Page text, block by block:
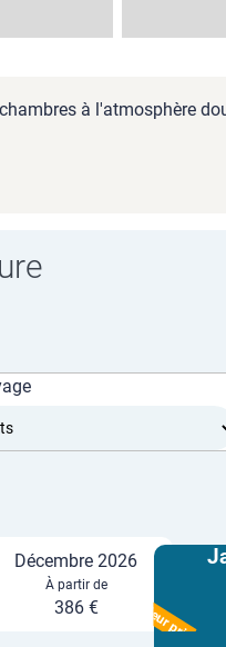
à l'atmosphère
Décembre 2026
À partir de
386 € Meilleur prix